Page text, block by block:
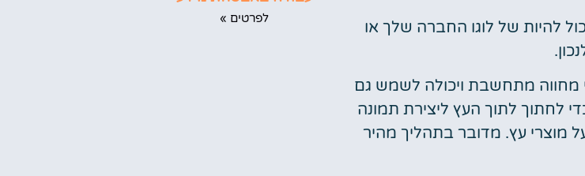
להיות של לוגו החברה שלך או
מחווה מתחשבת ויכולה לשמש גם
לחתוך לתוך העץ ליצירת תמונה
מוצרי עץ. מדובר בתהליך מהיר
לפרטים »